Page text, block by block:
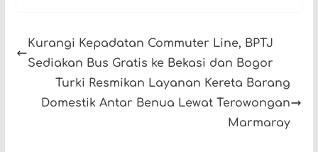
Kurangi Kepadatan Commuter Line, BPTJ
Sediakan Bus Gratis ke Bekasi dan Bogor
Turki Resmikan Layanan Kereta Barang
Domestik Antar Benua Lewat Terowongan
Marmaray